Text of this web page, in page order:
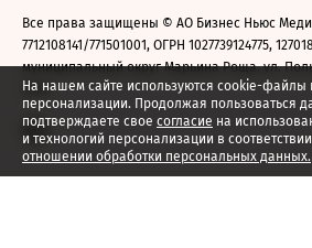
На нашем сайте используются cookie-файлы
персонализации. Продолжая пользоваться
подтверждаете свое согласие на
и технологий персонализации в
отношении обработки персональных данных.
Все права защищены © АО Бизнес Ньюс
7712108141/771501001, ОГРН 1027739124775,
муниципальный округ Марьина Роща, ул.
2026